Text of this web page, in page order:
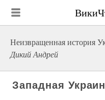
Неизвращенная история
Дикий Андрей
Западная